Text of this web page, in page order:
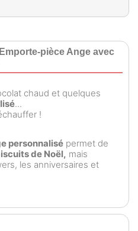
pièce Ange avec
chaud et quelques
...
!
personnalisé permet de
de Noël, mais
les anniversaires et